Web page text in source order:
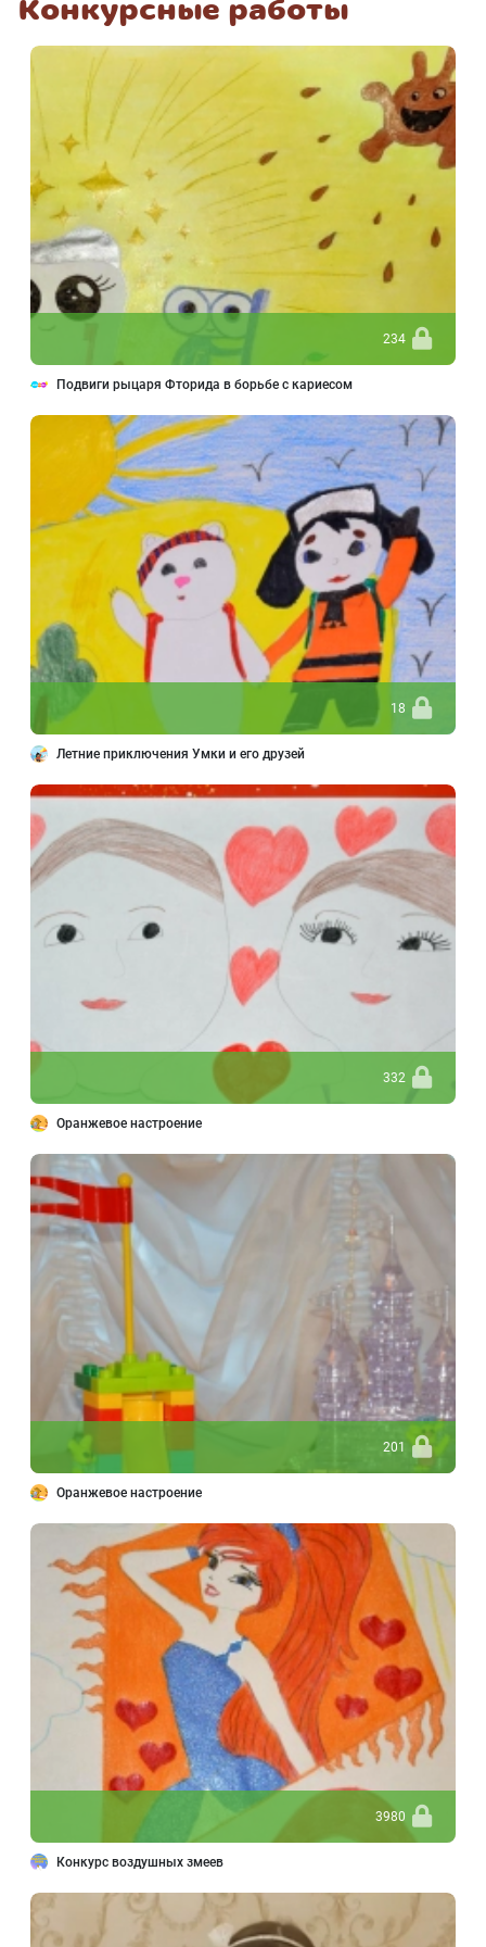
Конкурсные работы
234
Подвиги рыцаря Фторида в борьбе с кариесом
18
Летние приключения Умки и его друзей
332
Оранжевое настроение
201
Оранжевое настроение
3980
Конкурс воздушных змеев